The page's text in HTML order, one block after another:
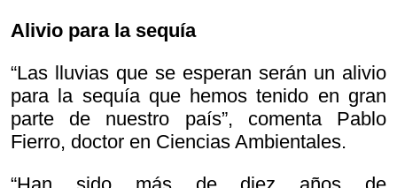
Alivio para la sequía
“Las lluvias que se esperan serán un alivio
para la sequía que hemos tenido en gran
parte de nuestro país”, comenta Pablo
Fierro, doctor en Ciencias Ambientales.